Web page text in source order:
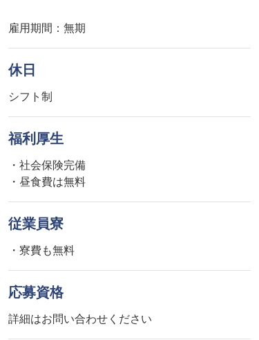
雇用期間：無期
休日
シフト制
福利厚生
・社会保険完備
・昼食費は無料
従業員寮
・寮費も無料
応募資格
詳細はお問い合わせください